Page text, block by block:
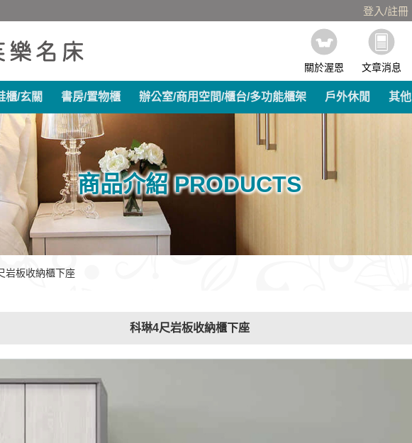
登入/註冊
關於渥恩 文章消息
櫃/玄關 書房/置物櫃 辦公室/商用空間/櫃台/多功能櫃架 戶外休閒 其他
商品介紹 PRODUCTS
岩板收納櫃下座
科琳4尺岩板收納櫃下座